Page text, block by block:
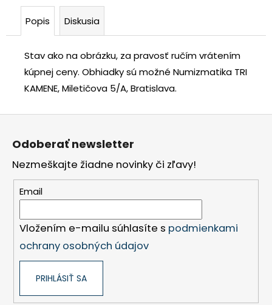
Popis Diskusia
Stav ako na obrázku, za pravosť ručím vrátením
kúpnej ceny. Obhiadky sú možné Numizmatika TRI
KAMENE, Miletičova 5/A, Bratislava.
Z
Odoberať newsletter
Nezmeškajte žiadne novinky či zľavy!
Email
Vložením e-mailu súhlasíte s podmienkami
ochrany osobných údajov
PRIHLÁSIŤ SA